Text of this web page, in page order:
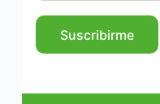
Suscribirme